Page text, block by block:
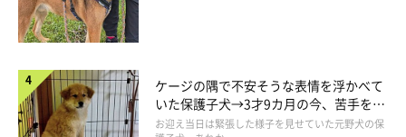
ケージの隅で不安そうな表情を浮かべて
いた保護子犬→3才9カ月の今、苦手を克
服し頼もしいコに成長！
お迎え当日は緊張した様子を見せていた元野犬の保